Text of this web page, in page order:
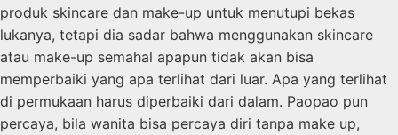
produk skincare dan make-up untuk menutupi bekas
lukanya, tetapi dia sadar bahwa menggunakan skincare
atau make-up semahal apapun tidak akan bisa
memperbaiki yang apa terlihat dari luar. Apa yang terlihat
di permukaan harus diperbaiki dari dalam. Paopao pun
percaya, bila wanita bisa percaya diri tanpa make up,